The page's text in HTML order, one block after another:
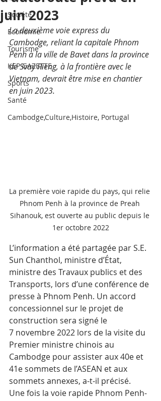
Société
Economie
Tourisme
KEP GAZETTE
Sports
Santé
Cambodge,Culture,Histoire, Portugal
juin 2023
La deuxième voie express du
Cambodge, reliant la capitale Phnom
Penh à la ville de Bavet dans la province
de Svay Rieng, à la frontière avec le
Vietnam, devrait être mise en chantier
en juin 2023.
La première voie rapide du pays, qui relie
Phnom Penh à la province de Preah
Sihanouk, est ouverte au public depuis le
1er octobre 2022
L’information a été partagée par S.E.
Sun Chanthol, ministre d’État,
ministre des Travaux publics et des
Transports, lors d’une conférence de
presse à Phnom Penh. Un accord
concessionnel sur le projet de
construction sera signé le
7 novembre 2022 lors de la visite du
Premier ministre chinois au
Cambodge pour assister aux 40e et
41e sommets de l’ASEAN et aux
sommets annexes, a-t-il précisé.
Une fois la voie rapide Phnom Penh-